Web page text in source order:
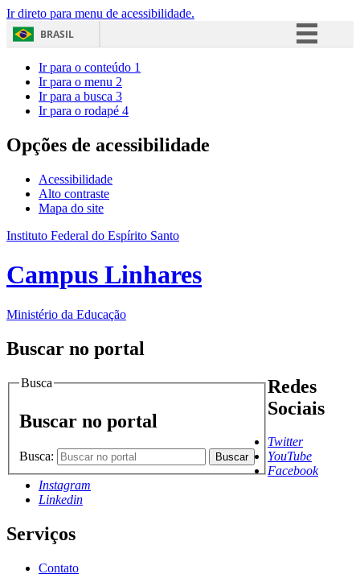
Ir direto para menu de acessibilidade.
BRASIL
Acesso à informação
Ir para o conteúdo 1
Ir para o menu 2
Ir para a busca 3
Ir para o rodapé 4
Opções de acessibilidade
Acessibilidade
Alto contraste
Mapa do site
Instituto Federal do Espírito Santo
Campus Linhares
Ministério da Educação
Buscar no portal
Busca
Buscar no portal
Busca: Buscar
Redes
Sociais
Twitter
YouTube
Facebook
Instagram
Linkedin
Serviços
Contato